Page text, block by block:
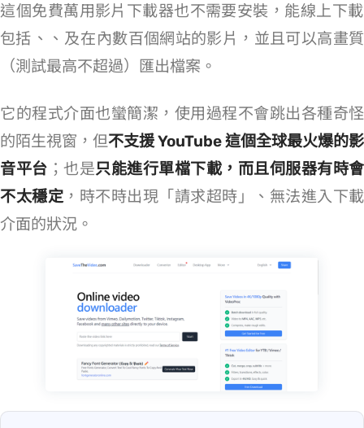
這個免費萬用影片下載器也不需要安裝，能線上下載
包括 IG、FB、Tiktok 及 Dailymotion 在內數百個網站的影片，並且可以高畫質
（測試最高不超過 1080p）匯出檔案。
它的程式介面也蠻簡潔，使用過程不會跳出各種奇怪
的陌生視窗，但不支援 YouTube 這個全球最火爆的影
音平台 ；也是只能進行單檔下載，而且伺服器有時會
不太穩定 ，時不時出現「請求超時」、無法進入下載
介面的狀況。